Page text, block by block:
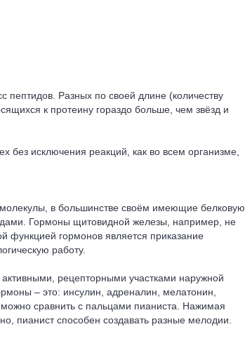
Разных по своей длине (количеству
к протеину гораздо больше, чем звёзд и
без исключения реакций, как во всем организме,
в большинстве своём имеющие белковую
Гормоны щитовидной железы, например, не
функцией гормонов является приказание
работу.
рецепторными участками наружной
– это: инсулин, адреналин, мелатонин,
сравнить с пальцами пианиста. Нажимая
пианист способен создавать разные мелодии.